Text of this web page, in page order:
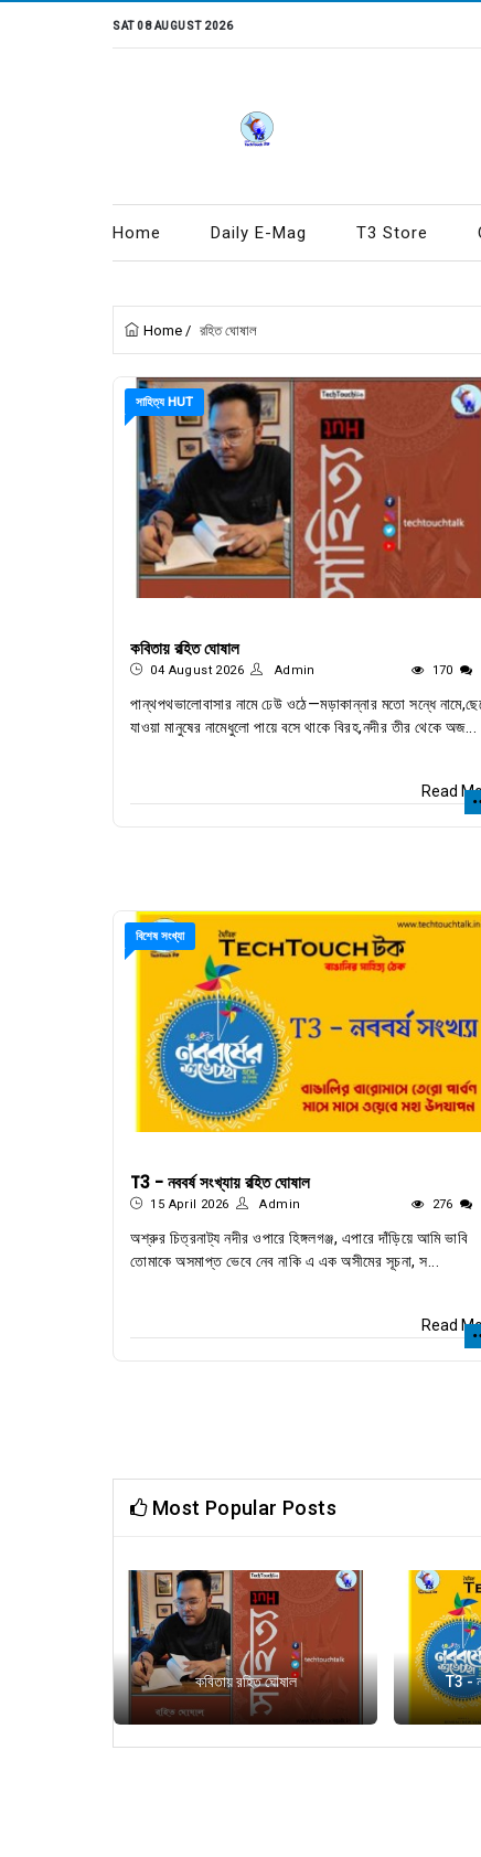
SAT 08 AUGUST 2026
Home Daily E-Mag T3 Store
Home / রহিত ঘোষাল
সাহিত্য HUT
কবিতায় রহিত ঘোষাল
04 August 2026 Admin 170
পান্থপথভালোবাসার নামে ঢেউ ওঠে—মড়াকান্নার মতো সন্ধে
যাওয়া মানুষের নামেধুলো পায়ে বসে থাকে বিরহ,নদীর তীর থেকে অজ...
Read
বিশেষ সংখ্যা
T3 - নববর্ষ সংখ্যায় রহিত ঘোষাল
15 April 2026 Admin 276
অশ্রুর চিত্রনাট্য নদীর ওপারে হিঙ্গলগঞ্জ, এপারে দাঁড়িয়ে আমি ভাবি
তোমাকে অসমাপ্ত ভেবে নেব নাকি এ এক অসীমের সূচনা, স...
Read
Most Popular Posts
কবিতায় রহিত ঘোষাল